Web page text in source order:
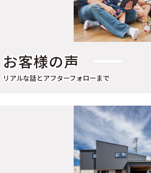
2023年12月（1）
2023年11月（1）
2023年10月（1）
2023年9月（1）
2023年6月（1）
2022年9月（1）
2022年8月（1）
お客様の声
リアルな話とアフターフォローまで